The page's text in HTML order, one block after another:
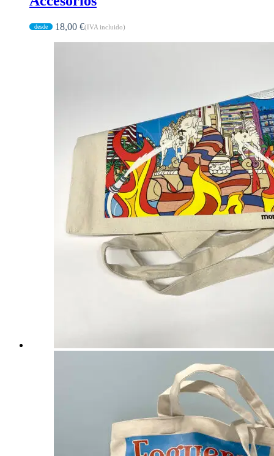
18,00 €(IVA incluido)